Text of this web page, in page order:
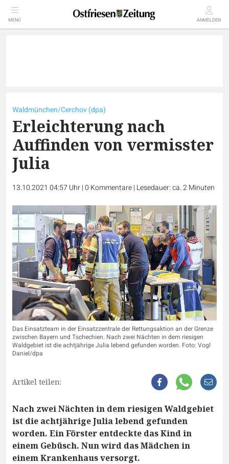
MENÜ ANMELDEN
Waldmünchen/Cerchov (dpa)
Erleichterung nach
Auffinden von vermisster
Julia
13.10.2021 04:57 Uhr|0 Kommentare| Lesedauer: ca. 2 Minuten
Das Einsatzteam in der Einsatzzentrale der Rettungsaktion an der Grenze
zwischen Bayern und Tschechien. Nach zwei Nächten in dem riesigen
Waldgebiet ist die achtjährige Julia lebend gefunden worden. Foto: Vogl
Daniel/dpa
Artikel teilen:
Nach zwei Nächten in dem riesigen Waldgebiet
ist die achtjährige Julia lebend gefunden
worden. Ein Förster entdeckte das Kind in
einem Gebüsch. Nun wird das Mädchen in
einem Krankenhaus versorgt.